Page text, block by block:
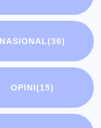
NASIONAL(36)
OPINI(15)